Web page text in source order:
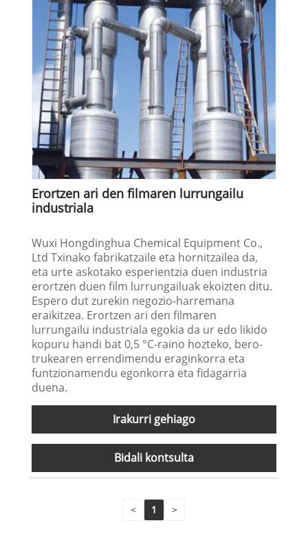
Erortzen ari den filmaren lurrungailu
industriala
Wuxi Hongdinghua Chemical Equipment Co.,
Ltd Txinako fabrikatzaile eta hornitzailea da,
eta urte askotako esperientzia duen industria
erortzen duen film lurrungailuak ekoizten ditu.
Espero dut zurekin negozio-harremana
eraikitzea. Erortzen ari den filmaren
lurrungailu industriala egokia da ur edo likido
kopuru handi bat 0,5 °C-raino hozteko, bero-
trukearen errendimendu eraginkorra eta
funtzionamendu egonkorra eta fidagarria
duena.
Irakurri gehiago
Bidali kontsulta
< 1 >